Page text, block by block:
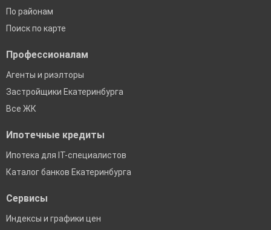
По районам
Поиск по карте
Профессионалам
Агенты и риэлторы
Застройщики Екатеринбурга
Все ЖК
Ипотечные кредиты
Ипотека для IT-специалистов
Каталог банков Екатеринбурга
Сервисы
Индексы и графики цен